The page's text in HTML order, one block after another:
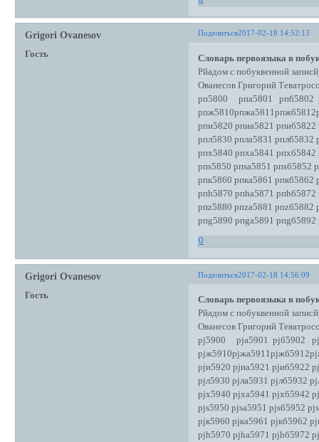
Поделиться2017-02-18 14:52:13
Grigori Ovanesov
Гость
Словарь первоязыка в
Рйадом с побуквенной
Ованесов Григорий
рп5800 рпа5801 рпб5802
рпи5820 рпиа5821
рпл5830 рпла5831 рплб5832
рпх5840 рпха5841
рпs5850 рпsа5851 рпsб5852
рпк5860 рпка5861 рпкб5862
рпh5870 рпhа5871
рпz5880 рпzа5881 рпzб5882
рпg5890 рпgа5891
0
Поделиться2017-02-18 14:56:09
Grigori Ovanesov
Гость
Словарь первоязыка в
Рйадом с побуквенной
Ованесов Григорий
рj5900 рjа5901 рjб5902
рjи5920 рjиа5921 рjиб5922
рjл5930 рjла5931 рjлб5932
рjх5940 рjха5941 рjхб5942
рjs5950 рjsа5951 рjsб5952
рjк5960 рjка5961 рjкб5962
рjh5970 рjhа5971 рjhб5972